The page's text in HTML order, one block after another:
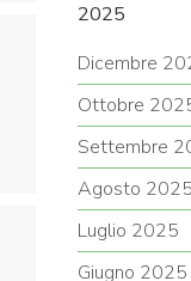
Link
2025
Dicembre
Ottobre
Settembre
Agosto 2025
Luglio 2025
Giugno 2025